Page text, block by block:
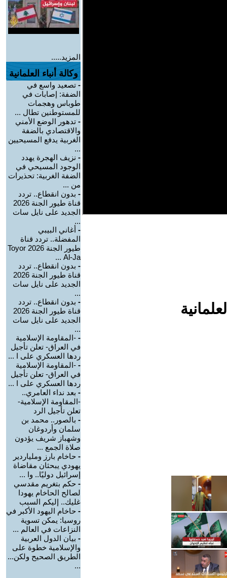
المزيد.....
وكالة أنباء العلمانية
- تصعيد واسع في
الضفة: إصابات في
طوباس وهجمات
للمستوطنين تطال ...
- تدهور الوضع الأمني
والاقتصادي بالضفة
الغربية يدفع المسيحيين
...
- نزيف الهجرة يهدد
الوجود المسيحي في
الضفة الغربية: تحذيرات
من ...
- بدون انقطاع.. تردد
قناة طيور الجنة 2026
الجديد على نايل سات
...
- أغاني البيبي
المفضلة.. تردد قناة
طيور الجنة 2026 Toyor
Al-Ja ...
- بدون انقطاع.. تردد
قناة طيور الجنة 2026
الجديد على نايل سات
...
- بدون انقطاع.. تردد
قناة طيور الجنة 2026
الجديد على نايل سات
...
- -المقاومة الإسلامية
في العراق- تعلن تأجيل
ردها العسكري على ا ...
- -المقاومة الإسلامية
في العراق- تعلن تأجيل
ردها العسكري على ا ...
- بعد نداء العامري..
-المقاومة الإسلامية-
تعلن تأجيل الرد
- بالصور.. محمد بن
سلمان وأردوغان
وشهباز شريف يؤدون
صلاة الجمع ...
- حاخام بارز وملياردير
يهودي يبحثان مقاضاة
إسرائيل دوليًا.. وا ...
- حكم بتغريم مقدسي
لصالح الحاخام يهودا
غليك.. إليكم السبب
- حاخام اليهود الأكبر في
روسيا: يمكن تسوية
النزاعات في العالم ...
- بيان الدول العربية
والإسلامية خطوة على
الطريق الصحيح ولكن...
...